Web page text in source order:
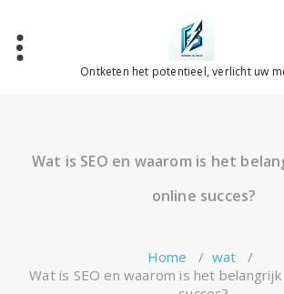
inhoud
Ontketen het potentieel, verlicht uw
Wat is SEO en waarom is het
online succes?
Home / wat /
Wat is SEO en waarom is het